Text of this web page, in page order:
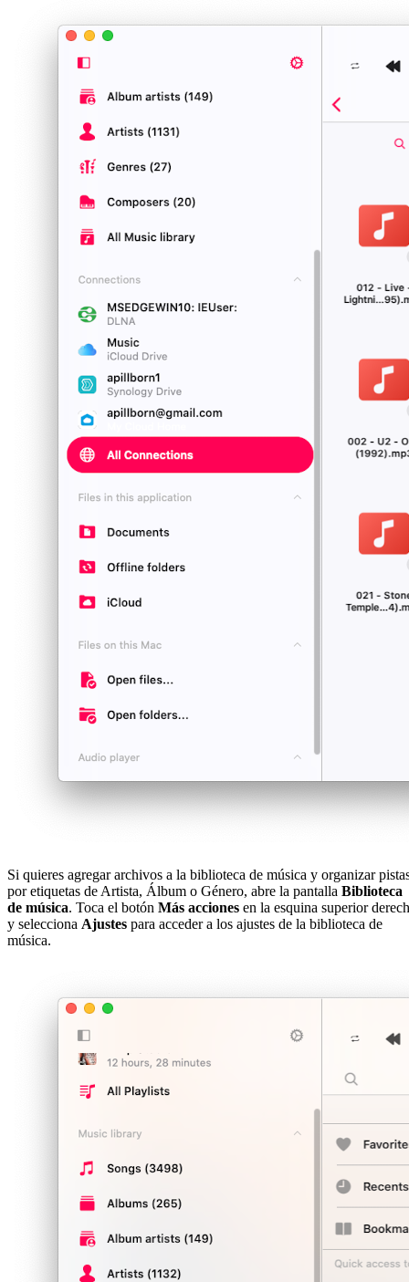
Si quieres agregar archivos a la biblioteca de música y organizar
por etiquetas de Artista, Álbum o Género, abre la pantalla Biblioteca
de música. Toca el botón Más acciones en la esquina superior
y selecciona Ajustes para acceder a los ajustes de la biblioteca de
música.